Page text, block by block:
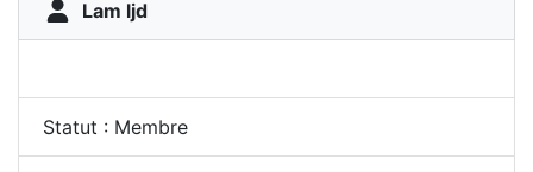
Lam ljd
Statut : Membre